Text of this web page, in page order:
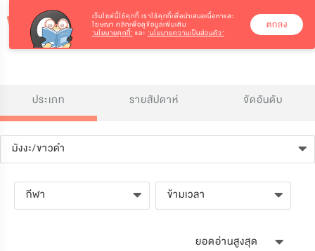
ประเภท รายสัปดาห์ จัดอันดับ
มังงะ/ขาวดำ
กีฬา ข้ามเวลา
ยอดอ่านสูงสุด
เว็บไซต์นี้ใช้คุกกี้ เราใช้คุกกี้เพื่อนำเสนอเนื้อหาและ
โฆษณา คลิกเพื่อดูข้อมูลเพิ่มเติม
‘นโยบายคุกกี้’ และ ‘นโยบายความเป็นส่วนตัว’
ตกลง